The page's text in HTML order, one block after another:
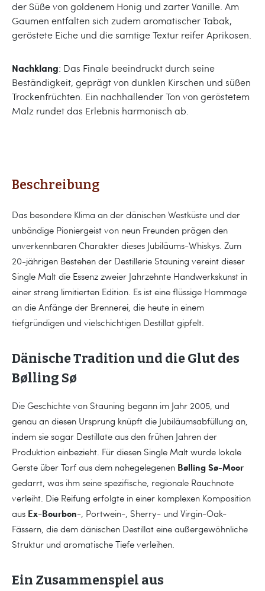
der Süße von goldenem Honig und zarter Vanille. Am
Gaumen entfalten sich zudem aromatischer Tabak,
geröstete Eiche und die samtige Textur reifer Aprikosen.
Nachklang: Das Finale beeindruckt durch seine
Beständigkeit, geprägt von dunklen Kirschen und süßen
Trockenfrüchten. Ein nachhallender Ton von geröstetem
Malz rundet das Erlebnis harmonisch ab.
Beschreibung
Das besondere Klima an der dänischen Westküste und der
unbändige Pioniergeist von neun Freunden prägen den
unverkennbaren Charakter dieses Jubiläums-Whiskys. Zum
20-jährigen Bestehen der Destillerie Stauning vereint dieser
Single Malt die Essenz zweier Jahrzehnte Handwerkskunst in
einer streng limitierten Edition. Es ist eine flüssige Hommage
an die Anfänge der Brennerei, die heute in einem
tiefgründigen und vielschichtigen Destillat gipfelt.
Dänische Tradition und die Glut des
Bølling Sø
Die Geschichte von Stauning begann im Jahr 2005, und
genau an diesen Ursprung knüpft die Jubiläumsabfüllung an,
indem sie sogar Destillate aus den frühen Jahren der
Produktion einbezieht. Für diesen Single Malt wurde lokale
Gerste über Torf aus dem nahegelegenen Bølling Sø-Moor
gedarrt, was ihm seine spezifische, regionale Rauchnote
verleiht. Die Reifung erfolgte in einer komplexen Komposition
aus Ex-Bourbon- , Portwein-, Sherry- und Virgin-Oak-
Fässern, die dem dänischen Destillat eine außergewöhnliche
Struktur und aromatische Tiefe verleihen.
Ein Zusammenspiel aus